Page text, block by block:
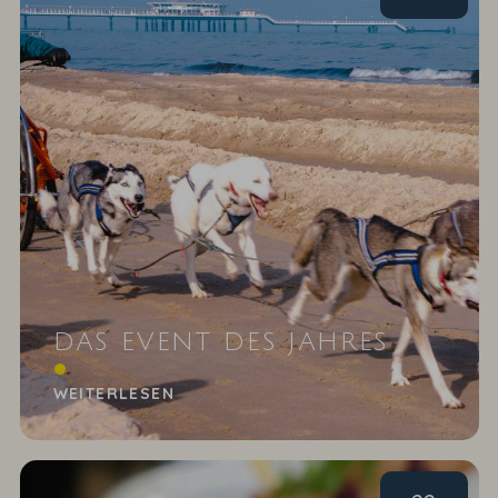
DAS EVENT DES JAHRES
Usedoms Hundeschlittenrennen
WEITERLESEN